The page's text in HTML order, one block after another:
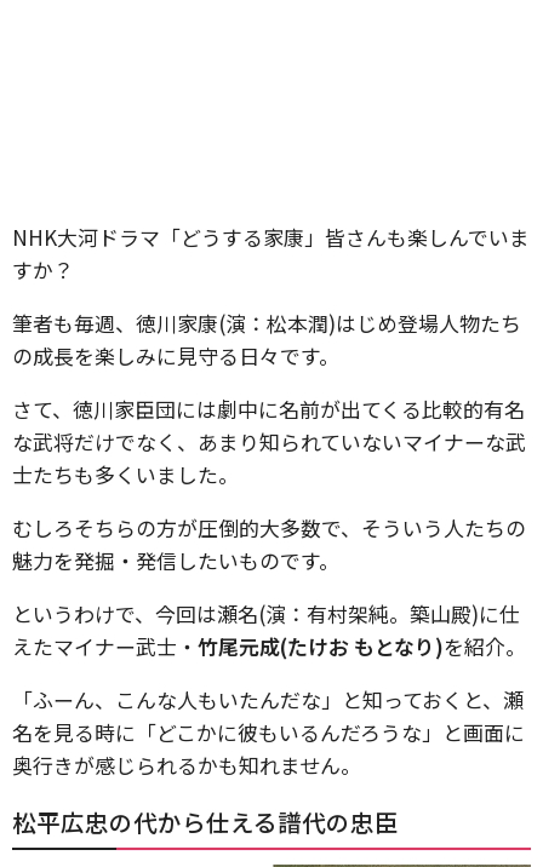
NHK大河ドラマ「どうする家康」皆さんも楽しんでいま
すか？
筆者も毎週、徳川家康(演：松本潤)はじめ登場人物たち
の成長を楽しみに見守る日々です。
さて、徳川家臣団には劇中に名前が出てくる比較的有名
な武将だけでなく、あまり知られていないマイナーな武
士たちも多くいました。
むしろそちらの方が圧倒的大多数で、そういう人たちの
魅力を発掘・発信したいものです。
というわけで、今回は瀬名(演：有村架純。築山殿)に仕
えたマイナー武士・ 竹尾元成(たけお もとなり)を紹介。
「ふーん、こんな人もいたんだな」と知っておくと、瀬
名を見る時に「どこかに彼もいるんだろうな」と画面に
奥行きが感じられるかも知れません。
松平広忠の代から仕える譜代の忠臣